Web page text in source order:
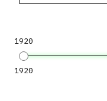
1920
1920